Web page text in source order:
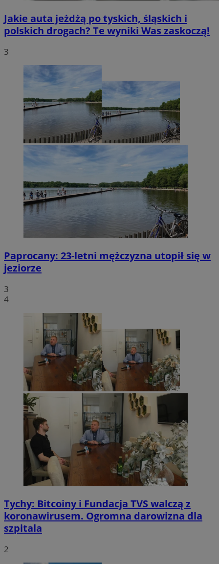
Jakie auta jeżdżą po tyskich, śląskich i
polskich drogach? Te wyniki Was zaskoczą!
3
Paprocany: 23-letni mężczyzna utopił się w
jeziorze
3
4
Tychy: Bitcoiny i Fundacja TVS walczą z
koronawirusem. Ogromna darowizna dla
szpitala
2